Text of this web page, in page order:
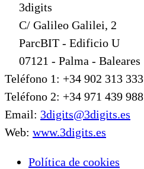
3digits
C/ Galileo Galilei, 2
ParcBIT - Edificio U
07121 - Palma - Baleares
Teléfono 1: +34 902 313 333
Teléfono 2: +34 971 439 988
Email: 3digits@3digits.es
Web: www.3digits.es
Política de cookies